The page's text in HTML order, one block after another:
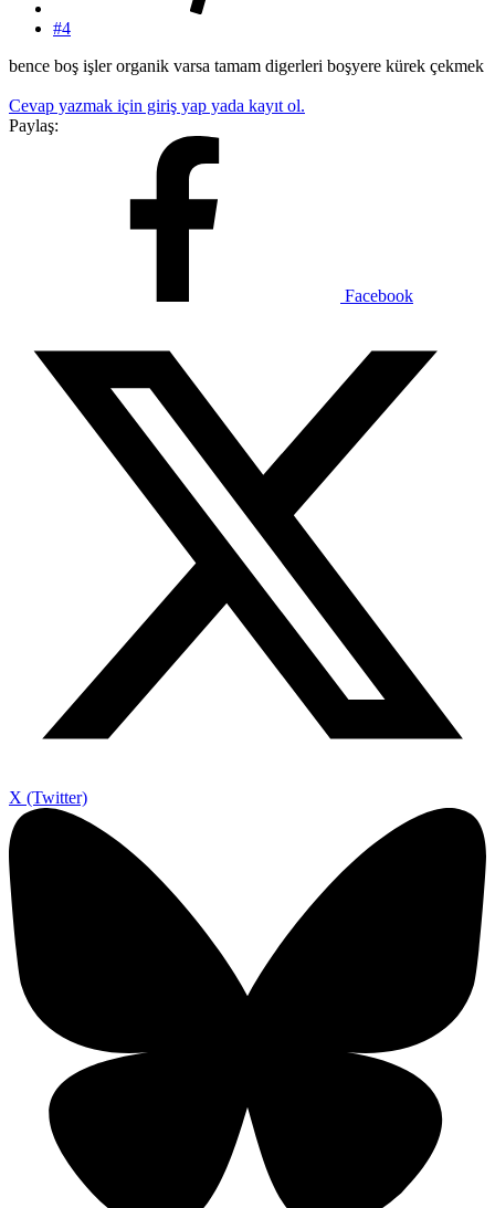
#4
bence boş işler organik varsa tamam digerleri boşyere kürek çekmek
Cevap yazmak için giriş yap yada kayıt ol.
Paylaş:
Facebook
X (Twitter)